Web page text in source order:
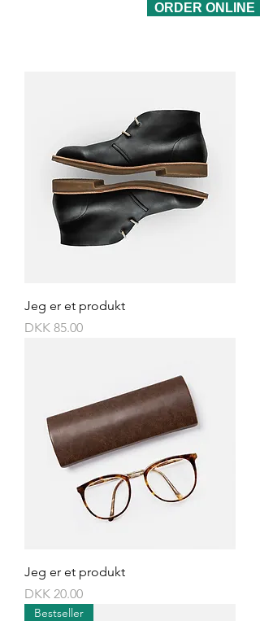
ORDER ONLINE
Jeg er et produkt
Price
DKK 85.00
Jeg er et produkt
Price
DKK 20.00
Bestseller